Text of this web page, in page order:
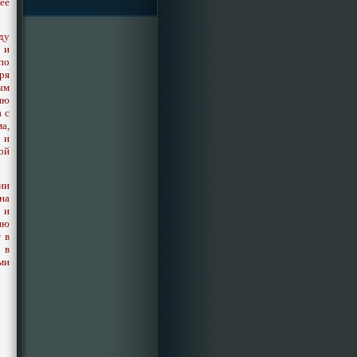
и
с
и
и
в
в